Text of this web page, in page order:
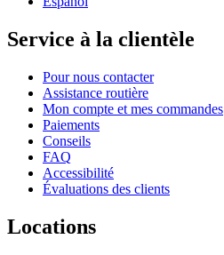
Service à la clientèle
Pour nous contacter
Assistance routière
Mon compte et mes commandes
Paiements
Conseils
FAQ
Accessibilité
Évaluations des clients
Locations